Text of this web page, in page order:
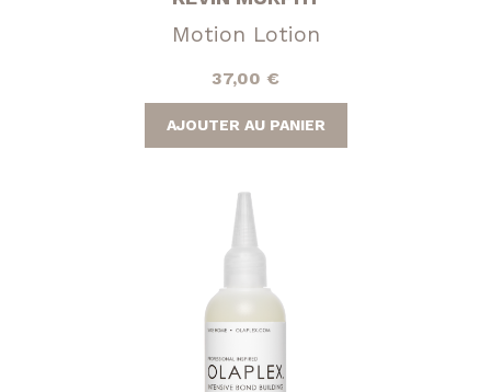
Motion Lotion
37,00 €
AJOUTER AU PANIER